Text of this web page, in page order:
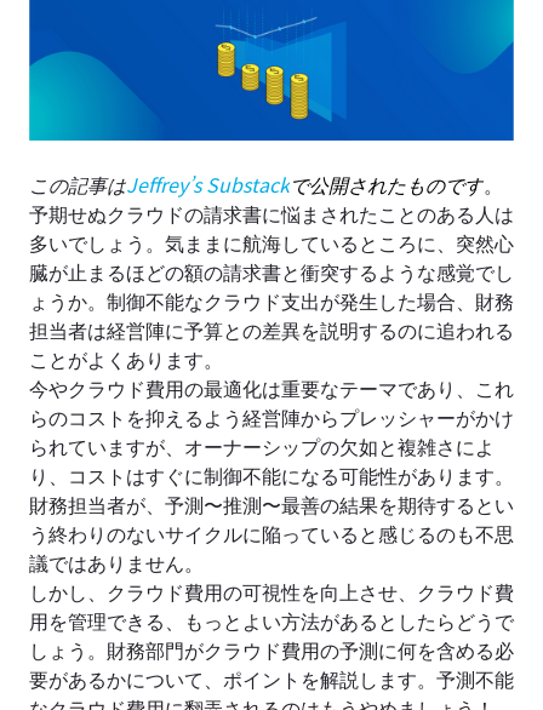
この記事はJeffrey’s Substackで公開されたものです。
予期せぬクラウドの請求書に悩まされたことのある人は
多いでしょう。気ままに航海しているところに、突然心
臓が止まるほどの額の請求書と衝突するような感覚でし
ょうか。制御不能なクラウド支出が発生した場合、財務
担当者は経営陣に予算との差異を説明するのに追われる
ことがよくあります。
今やクラウド費用の最適化は重要なテーマであり、これ
らのコストを抑えるよう経営陣からプレッシャーがかけ
られていますが、オーナーシップの欠如と複雑さによ
り、コストはすぐに制御不能になる可能性があります。
財務担当者が、予測〜推測〜最善の結果を期待するとい
う終わりのないサイクルに陥っていると感じるのも不思
議ではありません。
しかし、クラウド費用の可視性を向上させ、クラウド費
用を管理できる、もっとよい方法があるとしたらどうで
しょう。財務部門がクラウド費用の予測に何を含める必
要があるかについて、ポイントを解説します。予測不能